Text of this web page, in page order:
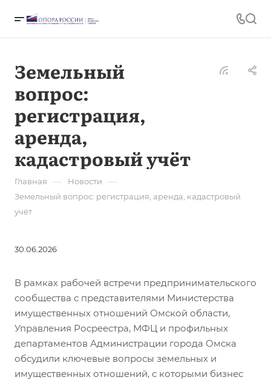
Земельный
вопрос:
регистрация,
аренда,
кадастровый учёт
Главная — Новости —
Земельный вопрос: регистрация, аренда, кадастровый
учёт
30.06.2026
В рамках рабочей встречи предпринимательского
сообщества с представителями Министерства
имущественных отношений Омской области,
Управления Росреестра, МФЦ и профильных
департаментов Администрации города Омска
обсудили ключевые вопросы земельных и
имущественных отношений, с которыми бизнес